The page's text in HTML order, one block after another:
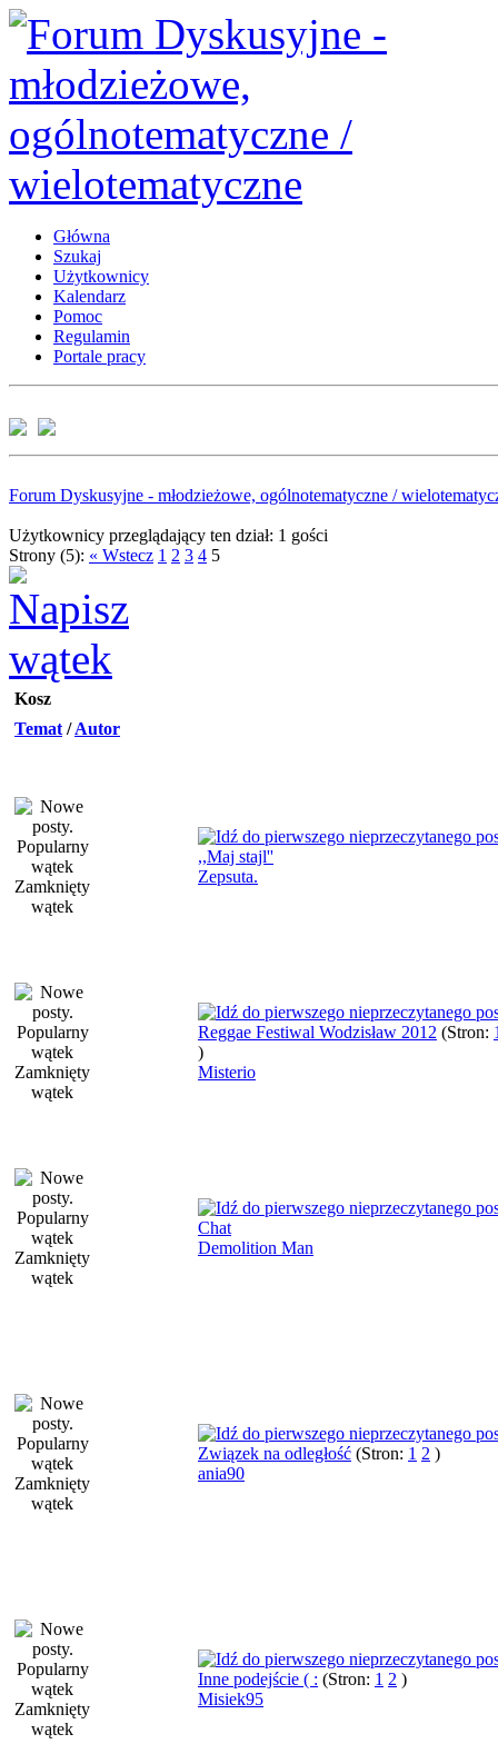
Główna
Szukaj
Użytkownicy
Kalendarz
Pomoc
Regulamin
Portale pracy
Forum Dyskusyjne - młodzieżowe, ogólnotematyczne /
Użytkownicy przeglądający ten dział: 1 gości
Strony (5): « Wstecz 1 2 3 4 5
Kosz
Temat /Autor
,,Maj stajl''
Zepsuta.
Reggae Festiwal Wodzisław 2012 (Stron:
)
Misterio
Chat
Demolition Man
Związek na odległość (Stron: 1 2 )
ania90
Inne podejście ( : (Stron: 1 2 )
Misiek95